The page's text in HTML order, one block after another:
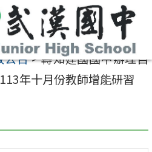
公告>轉知建國國中辦理自
年十月份教師增能研習